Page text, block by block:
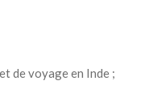
de voyage en Inde ;